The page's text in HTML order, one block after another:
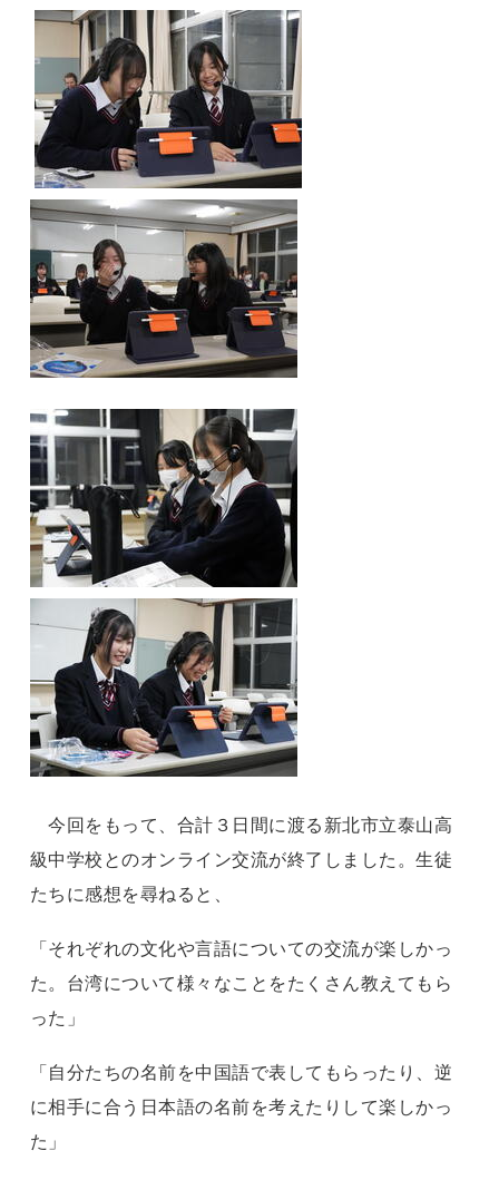
今回をもって、合計３日間に渡る新北市立泰山高
級中学校とのオンライン交流が終了しました。生徒
たちに感想を尋ねると、
「それぞれの文化や言語についての交流が楽しかっ
た。台湾について様々なことをたくさん教えてもら
った」
「自分たちの名前を中国語で表してもらったり、逆
に相手に合う日本語の名前を考えたりして楽しかっ
た」